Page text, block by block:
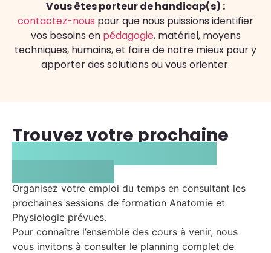
Vous êtes porteur de handicap(s) :
contactez-nous pour que nous puissions identifier
vos besoins en pédagogie, matériel, moyens
techniques, humains, et faire de notre mieux pour y
apporter des solutions ou vous orienter.
Trouvez votre prochaine
formation Anatomie et
Organisez votre emploi du temps en consultant les
prochaines sessions de formation Anatomie et
Physiologie prévues.
Pour connaître l’ensemble des cours à venir, nous
vous invitons à consulter le planning complet de